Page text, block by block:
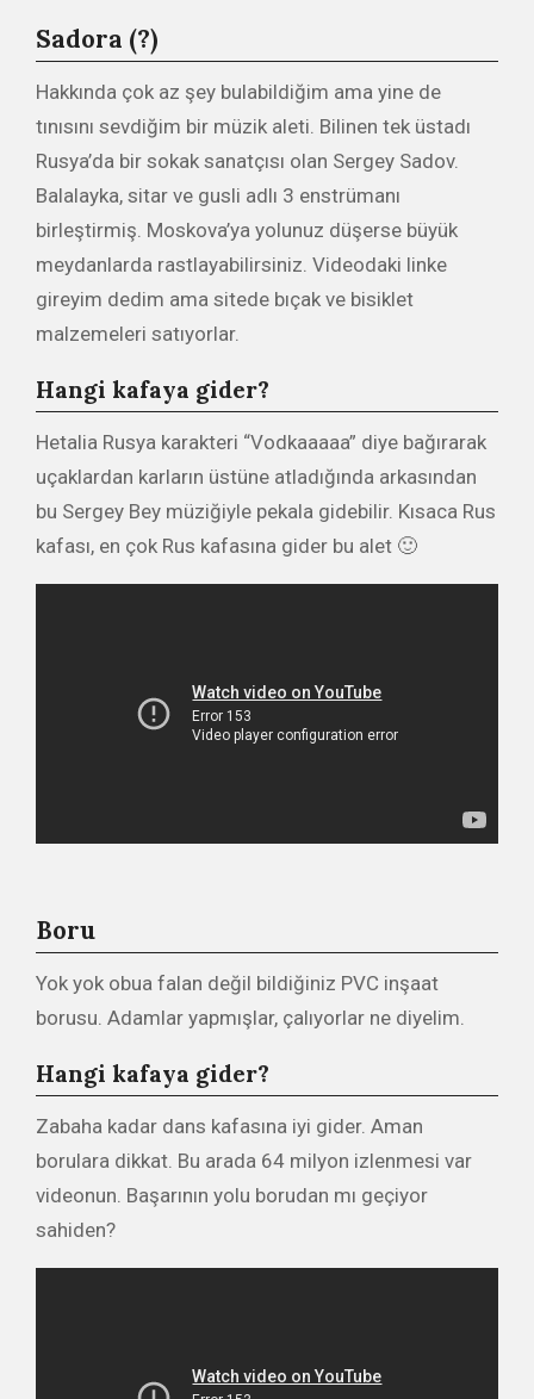
Sadora (?)
Hakkında çok az şey bulabildiğim ama yine de
tınısını sevdiğim bir müzik aleti. Bilinen tek üstadı
Rusya’da bir sokak sanatçısı olan Sergey Sadov.
Balalayka, sitar ve gusli adlı 3 enstrümanı
birleştirmiş. Moskova’ya yolunuz düşerse büyük
meydanlarda rastlayabilirsiniz. Videodaki linke
gireyim dedim ama sitede bıçak ve bisiklet
malzemeleri satıyorlar.
Hangi kafaya gider?
Hetalia Rusya karakteri “Vodkaaaaa” diye bağırarak
uçaklardan karların üstüne atladığında arkasından
bu Sergey Bey müziğiyle pekala gidebilir. Kısaca Rus
kafası, en çok Rus kafasına gider bu alet 🙂
Boru
Yok yok obua falan değil bildiğiniz PVC inşaat
borusu. Adamlar yapmışlar, çalıyorlar ne diyelim.
Hangi kafaya gider?
Zabaha kadar dans kafasına iyi gider. Aman
borulara dikkat. Bu arada 64 milyon izlenmesi var
videonun. Başarının yolu borudan mı geçiyor
sahiden?